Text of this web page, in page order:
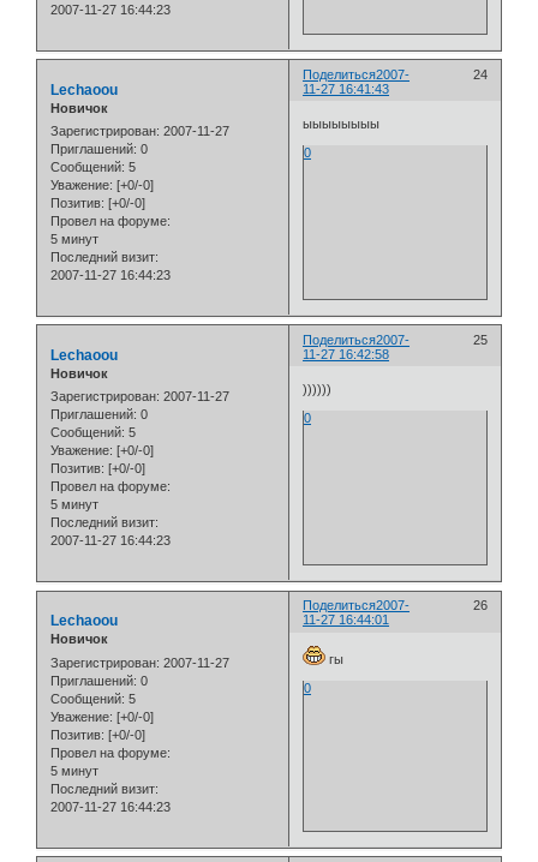
2007-11-27 16:44:23
Поделиться 24
2007-
11-27 16:41:43
Lechaoou
Новичок
Зарегистрирован: 2007-11-27
Приглашений: 0
Сообщений: 5
Уважение: [+0/-0]
Позитив: [+0/-0]
Провел на форуме:
5 минут
Последний визит:
2007-11-27 16:44:23
ыыыыыыыы
0
Поделиться 25
2007-
11-27 16:42:58
Lechaoou
Новичок
Зарегистрирован: 2007-11-27
Приглашений: 0
Сообщений: 5
Уважение: [+0/-0]
Позитив: [+0/-0]
Провел на форуме:
5 минут
Последний визит:
2007-11-27 16:44:23
))))))
0
Поделиться 26
2007-
11-27 16:44:01
Lechaoou
Новичок
Зарегистрирован: 2007-11-27
Приглашений: 0
Сообщений: 5
Уважение: [+0/-0]
Позитив: [+0/-0]
Провел на форуме:
5 минут
Последний визит:
2007-11-27 16:44:23
гы
0